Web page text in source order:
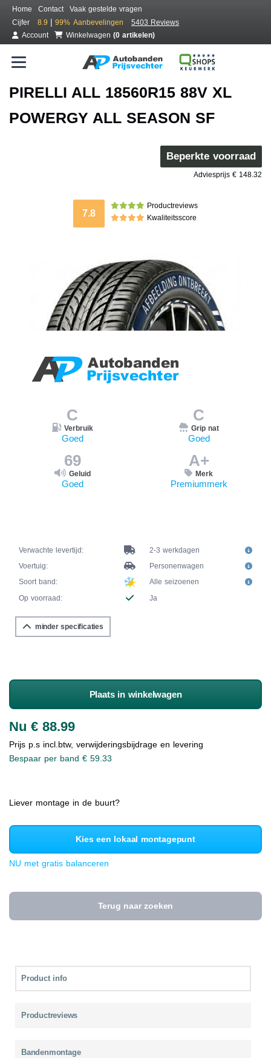
Home Contact
Vaak gestelde vragen
Cijfer
8.9 | 99% Aanbevelingen
5403 Reviews
Account
Winkelwagen (0 artikelen)
PIRELLI ALL 18560R15 88V XL
POWERGY ALL SEASON SF
Beperkte voorraad
Adviesprijs € 148.32
7.8
Productreviews
Kwaliteitsscore
C
Verbruik
Goed
C
Grip nat
Goed
69
Geluid
Goed
A+
Merk
Premiummerk
Verwachte levertijd:
2-3 werkdagen
Voertuig:
Personenwagen
Soort band:
Alle seizoenen
Op voorraad:
Ja
minder specificaties
Plaats in winkelwagen
Nu € 88.99
Prijs p.s incl.btw, verwijderingsbijdrage en levering
Bespaar per band € 59.33
Liever montage in de buurt?
Kies een lokaal montagepunt
NU met gratis balanceren
Terug naar zoeken
Product info
Productreviews
Bandenmontage